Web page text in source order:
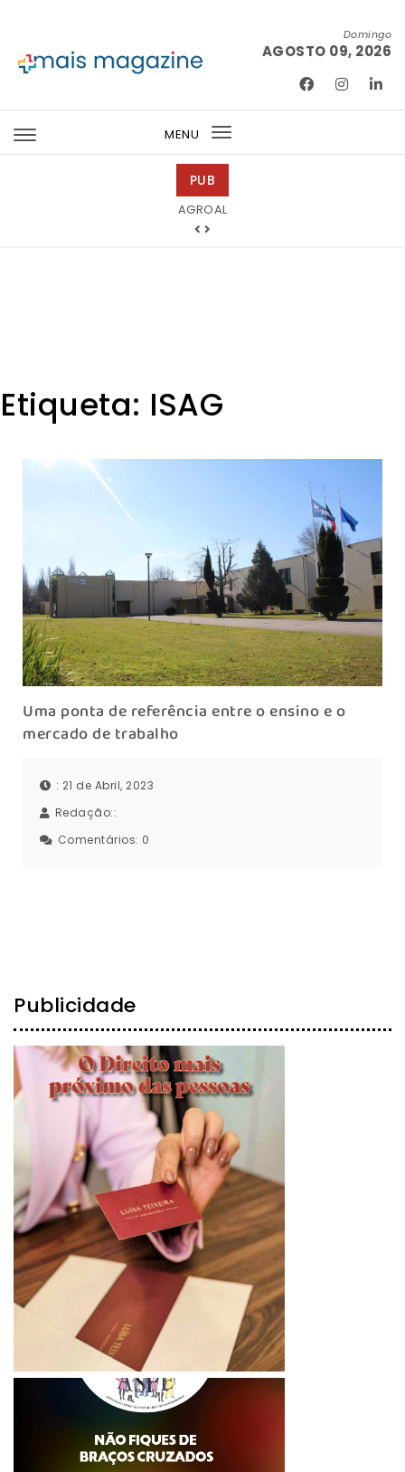
Domingo
AGOSTO 09, 2026
MENU
Toggle
PUB
AGROAL
Tintas 2000
Etiqueta: ISAG
Uma ponta de referência entre o ensino e o
mercado de trabalho
: 21 de Abril, 2023
Redação::
Comentários: 0
Publicidade